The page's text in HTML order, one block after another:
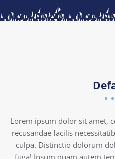
Lorem ipsum dolor sit amet,
recusandae facilis
culpa. Distinctio dolorum
fuga! Ipsum quam autem